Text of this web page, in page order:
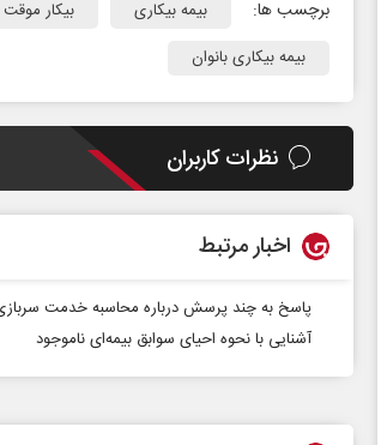
برچسب ها: بیمه بیکاری بیکار موقت
بیمه بیکاری بانوان
نظرات کاربران
اخبار مرتبط
پاسخ به چند پرسش درباره محاسبه خدمت
آشنایی با نحوه احیای سوابق بیمه‌ای ناموجود